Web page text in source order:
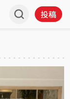
投稿